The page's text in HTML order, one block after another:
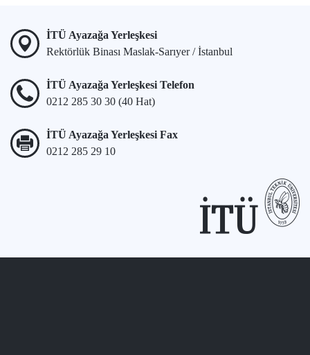
İTÜ Ayazağa Yerleşkesi
Rektörlük Binası Maslak-Sarıyer / İstanbul
İTÜ Ayazağa Yerleşkesi Telefon
0212 285 30 30 (40 Hat)
İTÜ Ayazağa Yerleşkesi Fax
0212 285 29 10